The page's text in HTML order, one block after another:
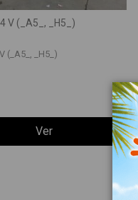
V (_A5_, _H5_)
(_A5_, _H5_)
Ver